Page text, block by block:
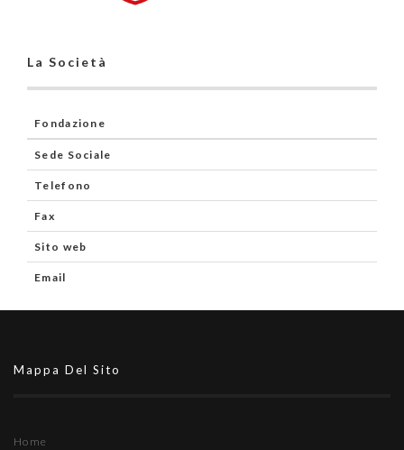
La Società
Fondazione
Sede Sociale
Telefono
Fax
Sito web
Email
Mappa Del Sito
Home